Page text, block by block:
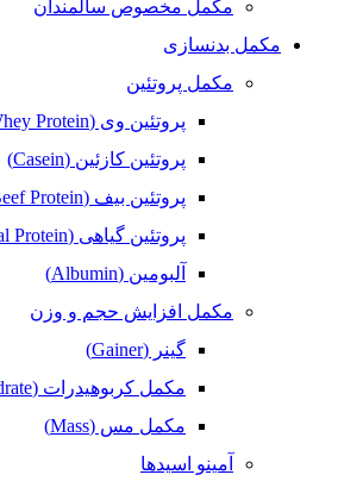
مکمل مخصوص سالمندان
مکمل بدنسازی
مکمل پروتئین
پروتئین وی (Whey Protein)
پروتئین کازئین (Casein)
پروتئین بیف (Beef Protein)
پروتئین گیاهی (Herbal Protein)
آلبومین (Albumin)
مکمل افزایش حجم و وزن
گینر (Gainer)
مکمل کربوهیدرات (Carbohydrate)
مکمل مس (Mass)
آمینو اسیدها